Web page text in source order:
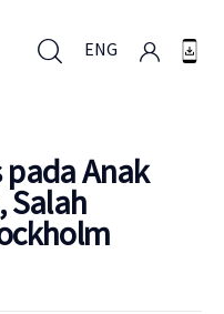
ENG
ENG
Anak
Salah